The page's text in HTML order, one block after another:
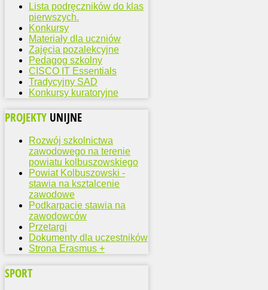
Lista podręczników do klas
pierwszych.
Konkursy
Materiały dla uczniów
Zajęcia pozalekcyjne
Pedagog szkolny
CISCO IT Essentials
Tradycyjny SAD
Konkursy kuratoryjne
PROJEKTY UNIJNE
Rozwój szkolnictwa
zawodowego na terenie
powiatu kolbuszowskiego
Powiat Kolbuszowski -
stawia na ksztalcenie
zawodowe
Podkarpacie stawia na
zawodowców
Przetargi
Dokumenty dla uczestników
Strona Erasmus +
SPORT